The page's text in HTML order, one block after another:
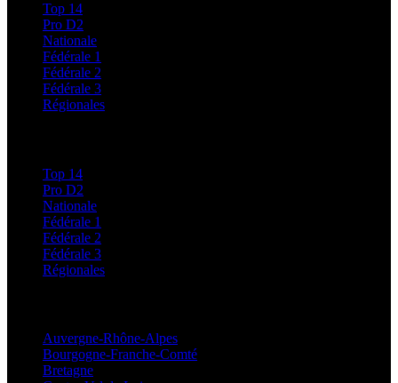
Top 14
Pro D2
Nationale
Fédérale 1
Fédérale 2
Fédérale 3
Régionales
Top 14
Pro D2
Nationale
Fédérale 1
Fédérale 2
Fédérale 3
Régionales
Auvergne-Rhône-Alpes
Bourgogne-Franche-Comté
Bretagne